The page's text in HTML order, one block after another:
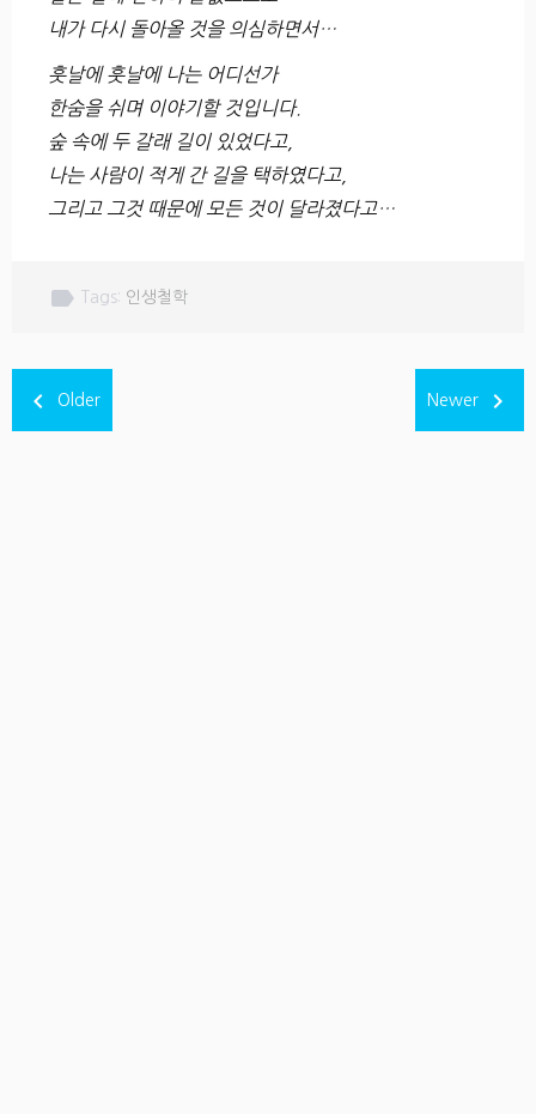
내가 다시 돌아올 것을 의심하면서…
훗날에 훗날에 나는 어디선가
한숨을 쉬며 이야기할 것입니다.
숲 속에 두 갈래 길이 있었다고,
나는 사람이 적게 간 길을 택하였다고,
그리고 그것 때문에 모든 것이 달라졌다고…
label Tags: 인생철학
navigate_before Older Newer navigate_next